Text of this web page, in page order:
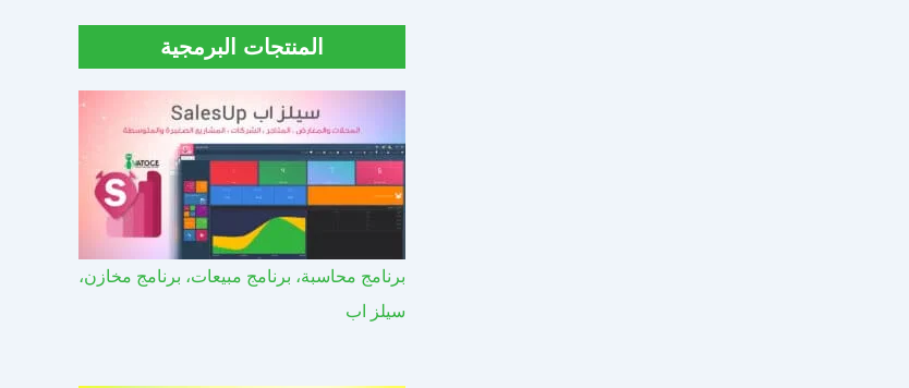
المنتجات البرمجية
برنامج محاسبة، برنامج مبيعات، برنامج مخازن،
سيلز اب